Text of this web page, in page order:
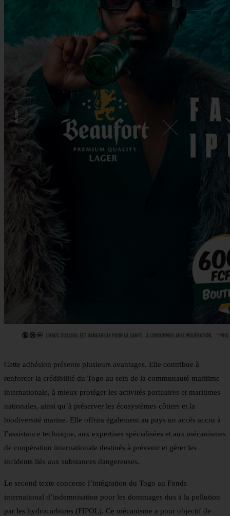
Cette adhésion présente plusieurs avantages. Elle contribue à
renforcer la crédibilité du Togo au sein de la communauté maritime
internationale, à mieux protéger les activités portuaires et maritimes
nationales, ainsi qu’à préserver les écosystèmes côtiers et la
biodiversité marine. Elle offrira également au pays un accès accru à
l’assistance technique, aux expertises spécialisées et aux mécanismes
de coopération internationale destinés à prévenir et gérer les
incidents liés aux substances dangereuses.
Le second texte concerne l’intégration du Togo au Fonds
international d’indemnisation pour les dommages dus à la pollution
par les hydrocarbures (FIPOL). Ce mécanisme a pour objectif de